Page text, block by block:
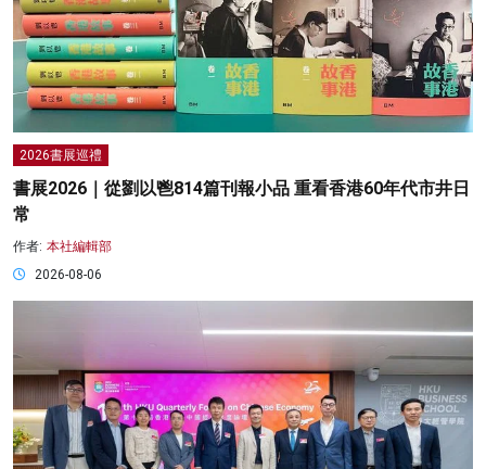
2026書展巡禮
書展2026｜從劉以鬯814篇刊報小品 重看香港60年代市井日
常
作者: 本社編輯部
2026-08-06